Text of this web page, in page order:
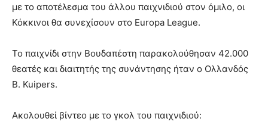
με το αποτέλεσμα του άλλου παιχνιδιού στον όμιλο, οι
Κόκκινοι θα συνεχίσουν στο Europa League.
Το παιχνίδι στην Βουδαπέστη παρακολούθησαν 42.000
θεατές και διαιτητής της συνάντησης ήταν ο Ολλανδός
B. Kuipers.
Ακολουθεί βίντεο με το γκολ του παιχνιδιού: